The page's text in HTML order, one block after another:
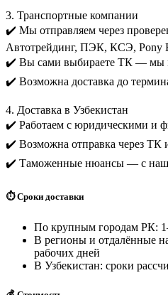
3. Транспортные компании
✔️ Мы отправляем через
Автотрейдинг, ПЭК, КСЭ, Pony
✔️ Вы сами выбираете ТК — мы
✔️ Возможна доставка до
4. Доставка в Узбекистан
✔️ Работаем с юридическими и
✔️ Возможна отправка через ТК
✔️ Таможенные нюансы — с
⏱️ Сроки доставки
По крупным городам РК:
В регионы и отдалённые
рабочих дней
В Узбекистан: сроки